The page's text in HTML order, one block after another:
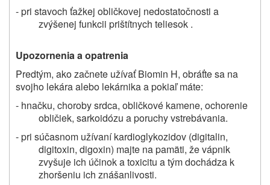
- pri stavoch ťažkej obličkovej nedostatočnosti a
zvýšenej funkcii prištítnych teliesok .
Upozornenia a opatrenia
Predtým, ako začnete užívať Biomin H, obráťte sa na
svojho lekára alebo lekárnika a pokiaľ máte:
- hnačku, choroby srdca, obličkové kamene, ochorenie
obličiek, sarkoidózu a poruchy vstrebávania.
- pri súčasnom užívaní kardioglykozidov (digitalin,
digitoxin, digoxin) majte na pamäti, že vápnik
zvyšuje ich účinok a toxicitu a tým dochádza k
zhoršeniu ich znášanlivosti.